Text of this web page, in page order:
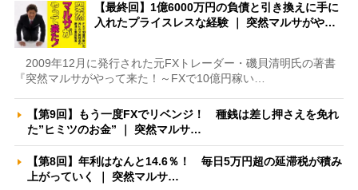
【最終回】1億6000万円の負債と引き換えに手に
入れたプライスレスな経験 ｜ 突然マルサがや…
2009年12月に発行された元FXトレーダー・磯貝清明氏の著書
『突然マルサがやって来た！～FXで10億円稼い…
【第9回】もう一度FXでリベンジ！ 種銭は差し押さえを免れ
た”ヒミツのお金” ｜ 突然マルサ…
【第8回】年利はなんと14.6％！ 毎日5万円超の延滞税が積み
上がっていく ｜ 突然マルサ…